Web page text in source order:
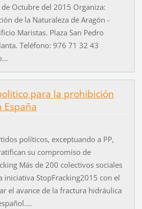
Octubre del 2015 Organiza:
de la Naturaleza de Aragón -
Maristas. Plaza San Pedro
Teléfono: 976 71 32 43
para la prohibición
España
políticos, exceptuando a PP,
su compromiso de
Más de 200 colectivos sociales
iniciativa StopFracking2015 con el
el avance de la fractura hidráulica